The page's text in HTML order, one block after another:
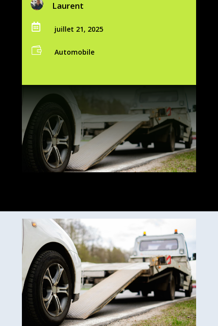
Laurent
 juillet 21, 2025
 Automobile